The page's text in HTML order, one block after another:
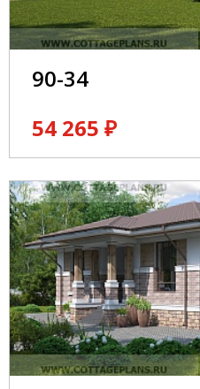
90-34
54 265 ₽